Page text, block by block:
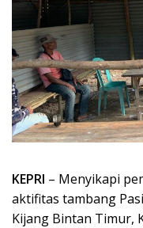
KEPRI – Menyikapi
aktifitas tambang
Kijang Bintan Timur,